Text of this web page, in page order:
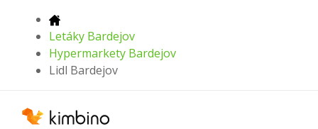
Letáky Bardejov
Hypermarkety Bardejov
Lidl Bardejov